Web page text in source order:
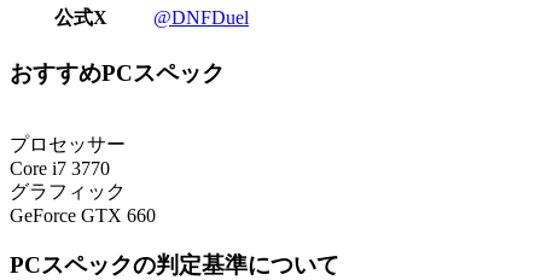
公式X
@DNFDuel
おすすめPCスペック
プロセッサー
Core i7 3770
グラフィック
GeForce GTX 660
PCスペックの判定基準について